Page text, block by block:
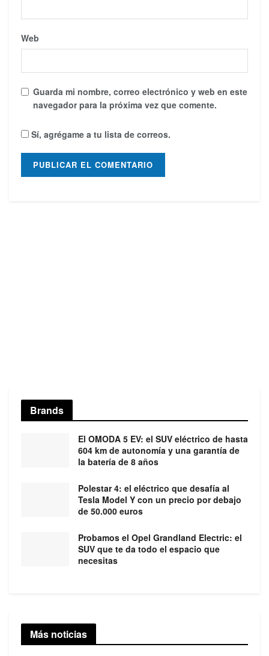
Web
Guarda mi nombre, correo electrónico y web en este
navegador para la próxima vez que comente.
Sí, agrégame a tu lista de correos.
Brands
El OMODA 5 EV: el SUV eléctrico de hasta
604 km de autonomía y una garantía de
la batería de 8 años
Polestar 4: el eléctrico que desafía al
Tesla Model Y con un precio por debajo
de 50.000 euros
Probamos el Opel Grandland Electric: el
SUV que te da todo el espacio que
necesitas
Más noticias